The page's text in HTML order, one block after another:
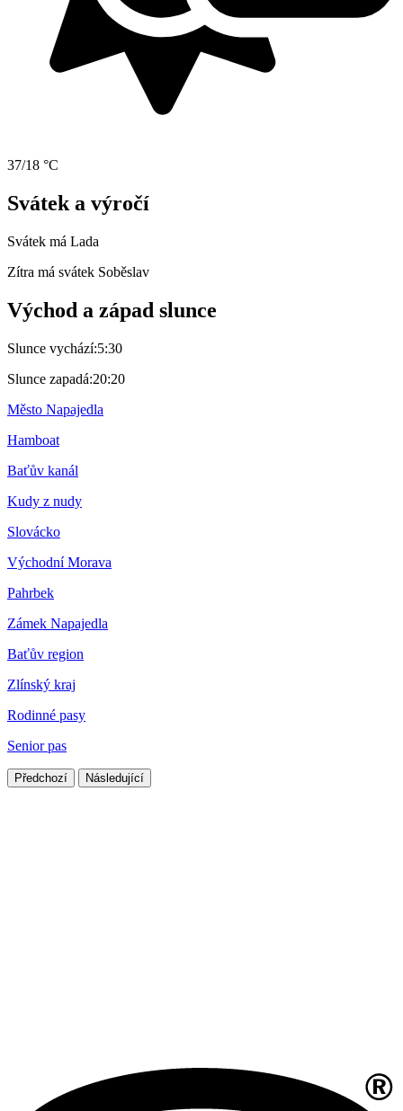
37/18 °C
Svátek a výročí
Svátek má Lada
Zítra má svátek Soběslav
Východ a západ slunce
Slunce vychází:5:30
Slunce zapadá:20:20
Město Napajedla
Hamboat
Baťův kanál
Kudy z nudy
Slovácko
Východní Morava
Pahrbek
Zámek Napajedla
Baťův region
Zlínský kraj
Rodinné pasy
Senior pas
Předchozí Následující